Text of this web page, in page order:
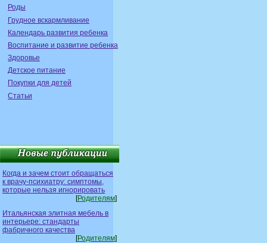
Роды
Грудное вскармливание
Календарь развития ребенка
Воспитание и развитие ребенка
Здоровье
Детское питание
Покупки для детей
Статьи
Когда и зачем стоит обращаться
к врачу-психиатру: симптомы,
которые нельзя игнорировать
[Родителям]
Итальянская элитная мебель в
интерьере: стандарты
фабричного качества
[Родителям]